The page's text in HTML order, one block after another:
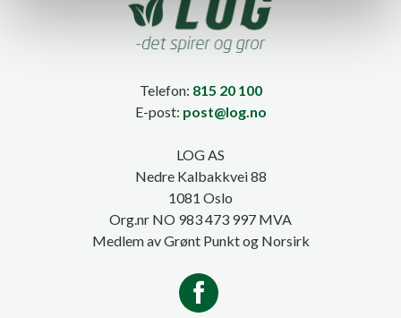
Telefon: 815 20 100
E-post: post@log.no
LOG AS
Nedre Kalbakkvei 88
1081 Oslo
Org.nr NO 983 473 997 MVA
Medlem av Grønt Punkt og Norsirk